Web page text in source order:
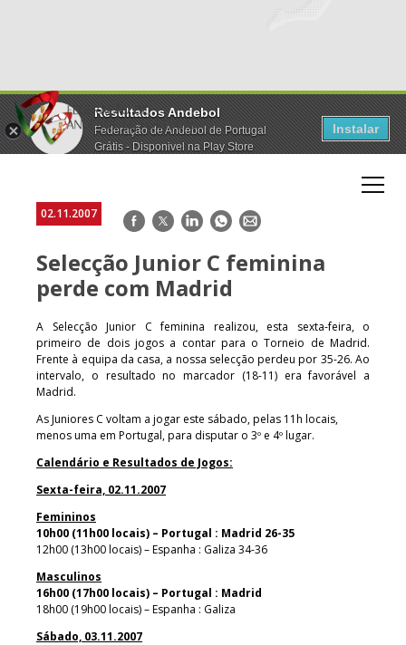
Resultados Andebol
Federação de Andebol de Portugal
Grátis - Disponivel na Play Store
Instalar
02.11.2007 Facebook
TwitterLinkedInWhatsApp
E-
Selecção Junior C feminina
perde com Madrid
A Selecção Junior C feminina realizou, esta sexta-feira, o
primeiro de dois jogos a contar para o Torneio de Madrid.
Frente à equipa da casa, a nossa selecção perdeu por 35-26. Ao
intervalo, o resultado no marcador (18-11) era favorável a
Madrid.
As Juniores C voltam a jogar este sábado, pelas 11h locais,
menos uma em Portugal, para disputar o 3º e 4º lugar.
Calendário e Resultados de Jogos:
Sexta-feira, 02.11.2007
Femininos
10h00 (11h00 locais) – Portugal : Madrid 26-35
12h00 (13h00 locais) – Espanha : Galiza 34-36
Masculinos
16h00 (17h00 locais) – Portugal : Madrid
18h00 (19h00 locais) – Espanha : Galiza
Sábado, 03.11.2007